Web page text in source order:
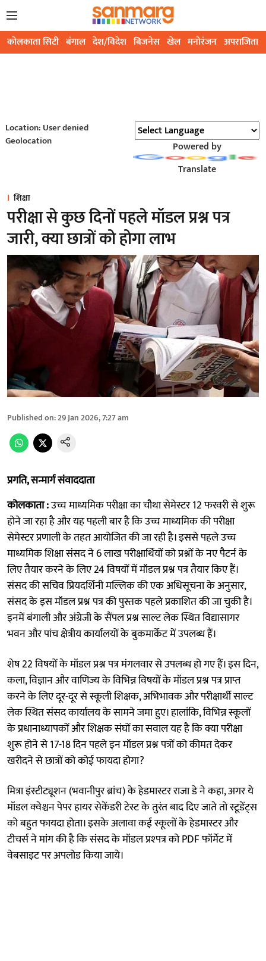
कोलकाता सिटी बंगाल देश/विदेश बिजनेस खेल मनोरंजन अपराजिता
Location: User denied
Geolocation
Powered by
Translate
शिक्षा
परीक्षा से कुछ दिनों पहले मॉडल प्रश्न पत्र
जारी, क्या छात्रों को होगा लाभ
Published on:29 Jan 2026, 7:27 am
प्रगति, सन्मार्ग संवाददाता
कोलकाता :उच्च माध्यमिक परीक्षा का चौथा सेमेस्टर 12 फरवरी से शुरू
होने जा रहा है और यह पहली बार है कि उच्च माध्यमिक की परीक्षा
सेमेस्टर प्रणाली के तहत आयोजित की जा रही है। इससे पहले उच्च
माध्यमिक शिक्षा संसद ने 6 लाख परीक्षार्थियों को प्रश्नों के नए पैटर्न के
लिए तैयार करने के लिए 24 विषयों में मॉडल प्रश्न पत्र तैयार किए हैं।
संसद की सचिव प्रियदर्शिनी मल्लिक की एक अधिसूचना के अनुसार,
संसद के इस मॉडल प्रश्न पत्र की पुस्तक पहले प्रकाशित की जा चुकी है।
इनमें बंगाली और अंग्रेजी के सैंपल प्रश्न साल्ट लेक स्थित विद्यासागर
भवन और पांच क्षेत्रीय कार्यालयों के बुकमार्केट में उपलब्ध हैं।
शेष 22 विषयों के मॉडल प्रश्न पत्र मंगलवार से उपलब्ध हो गए हैं। इस दिन,
कला, विज्ञान और वाणिज्य के विभिन्न विषयों के मॉडल प्रश्न पत्र प्राप्त
करने के लिए दूर-दूर से स्कूली शिक्षक, अभिभावक और परीक्षार्थी साल्ट
लेक स्थित संसद कार्यालय के सामने जमा हुए। हालांकि, विभिन्न स्कूलों
के प्रधानाध्यापकों और शिक्षक संघों का सवाल यह है कि क्या परीक्षा
शुरू होने से 17-18 दिन पहले इन मॉडल प्रश्न पत्रों को कीमत देकर
खरीदने से छात्रों को कोई फायदा होगा?
मित्रा इंस्टीट्यूशन (भवानीपुर ब्रांच) के हेडमास्टर राजा डे ने कहा, अगर ये
मॉडल क्वेश्चन पेपर हायर सेकेंडरी टेस्ट के तुरंत बाद दिए जाते तो स्टूडेंट्स
को बहुत फायदा होता। इसके अलावा कई स्कूलों के हेडमास्टर और
टीचर्स ने मांग की है कि संसद के मॉडल प्रश्पत्र को PDF फॉर्मेट में
वेबसाइट पर अपलोड किया जाये।